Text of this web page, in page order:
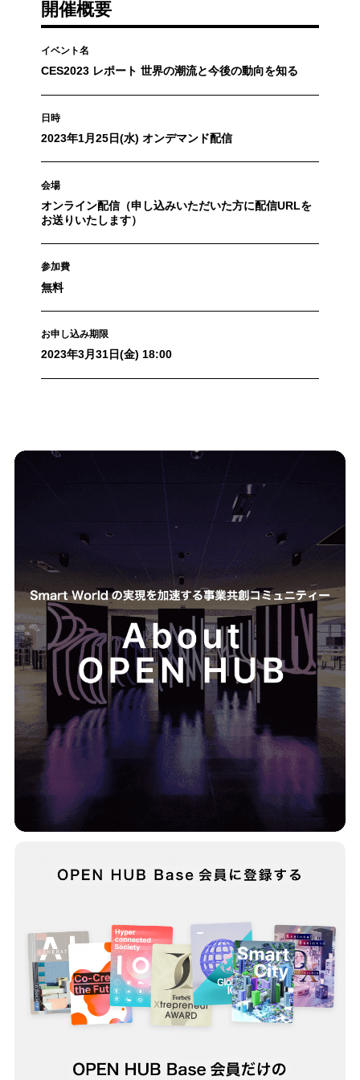
開催概要
イベント名
CES2023 レポート 世界の潮流と今後の動向を知る
日時
2023年1月25日(水) オンデマンド配信
会場
オンライン配信（申し込みいただいた方に配信URLを
お送りいたします）
参加費
無料
お申し込み期限
2023年3月31日(金) 18:00